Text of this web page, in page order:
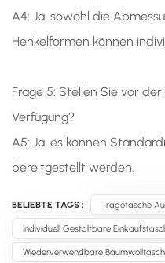
A4: Ja, sowohl die
Henkelformen können
Frage 5: Stellen Sie vor
Verfügung?
A5: Ja, es können
bereitgestellt werden.
BELIEBTE TAGS : Tragetasche
Individuell Gestaltbare
Wiederverwendbare